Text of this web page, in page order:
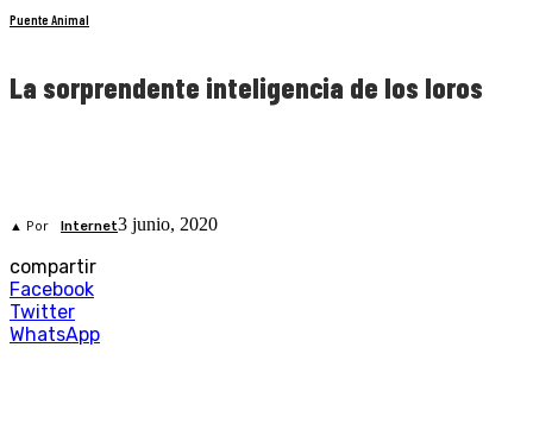
Puente Animal
La sorprendente inteligencia de los loros
▲ Por Internet3 junio, 2020
compartir
Facebook
Twitter
WhatsApp